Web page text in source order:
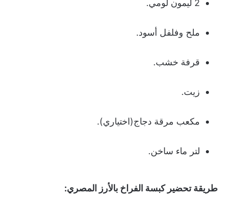
2 ليمون لومي.
ملح وفلفل أسود.
قرفة خشب.
زيت.
مكعب مرقة دجاج(اختياري).
لتر ماء ساخن.
طريقة تحضير كبسة الفراخ بالأرز المصري: